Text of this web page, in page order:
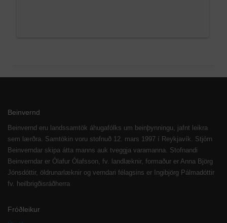
Beinvernd
Beinvernd eru landssamtök áhugafólks um beinþynningu, jafnt leikra
sem lærðra. Samtökin voru stofnuð 12. mars 1997 í Reykjavík. Stjórn
Beinverndar skipa átta manns auk tveggja varamanna. Stofnandi
Beinverndar er Ólafur Ólafsson, fv. landlæknir, formaður er Anna Björg
Jónsdóttir, öldrunarlæknir og verndari félagsins er Ingibjörg Pálmadóttir
fv. heilbrigðisráðherra
Fróðleikur